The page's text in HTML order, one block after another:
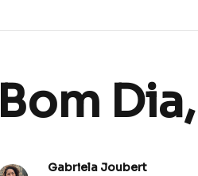
Bom
Gabriela Joubert